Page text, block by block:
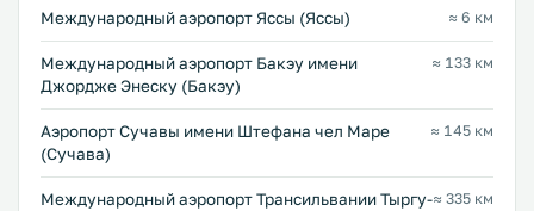
Междунарoдный аэропорт Яссы (Яссы) ≈ 6 км
Междунарoдный аэропорт Бакэу имени
Джордже Энеску (Бакэу)
≈ 133 км
Аэропорт Сучавы имени Штефана чел Маре
(Сучава)
≈ 145 км
Международный аэропорт Трансильвании Тыргу-≈ 335 км